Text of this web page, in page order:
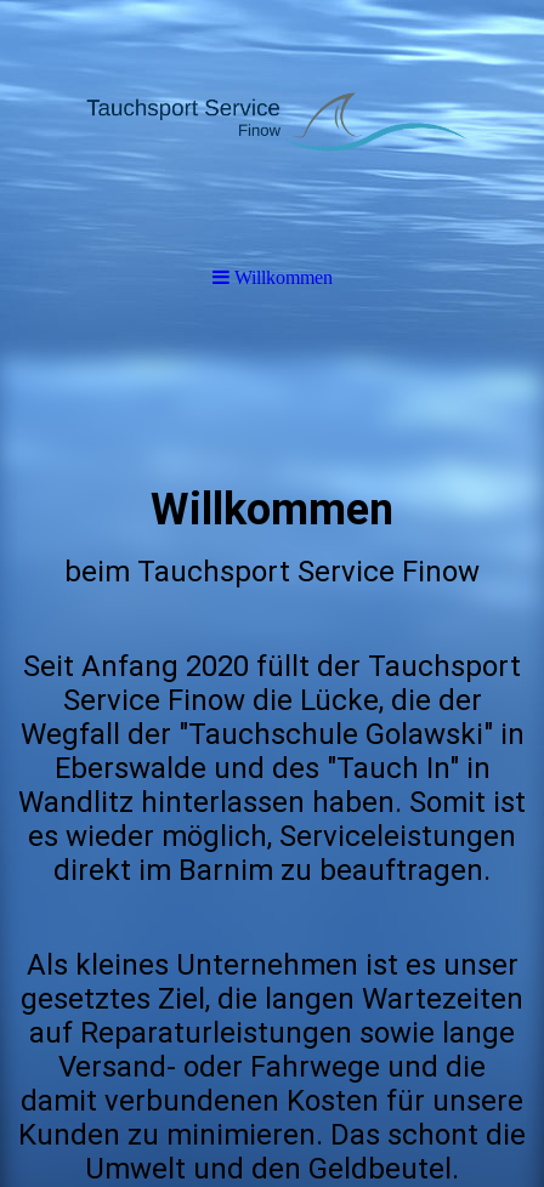
Willkommen
Willkommen
beim Tauchsport Service Finow
Seit Anfang 2020 füllt der Tauchsport
Service Finow die Lücke, die der
Wegfall der "Tauchschule Golawski" in
Eberswalde und des "Tauch In" in
Wandlitz hinterlassen haben. Somit ist
es wieder möglich, Serviceleistungen
direkt im Barnim zu beauftragen.
Als kleines Unternehmen ist es unser
gesetztes Ziel, die langen Wartezeiten
auf Reparaturleistungen sowie lange
Versand- oder Fahrwege und die
damit verbundenen Kosten für unsere
Kunden zu minimieren. Das schont die
Umwelt und den Geldbeutel.